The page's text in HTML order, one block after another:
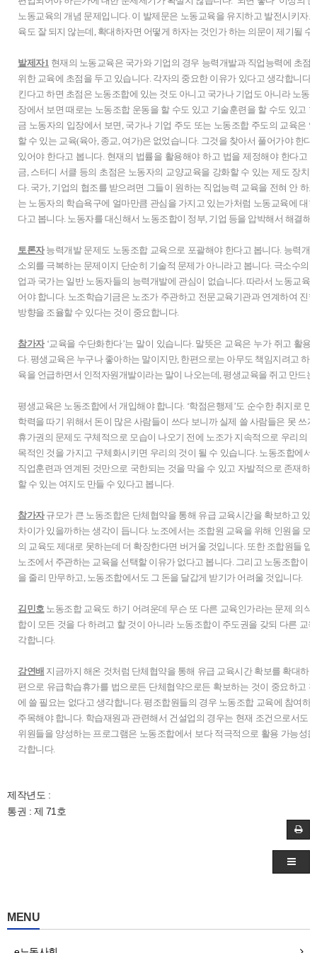
노동교육의 개념 문제입니다. 이 발제문은 노동교육을 유지하고 발전시키자
육도 잘 되지 않는데, 확대하자면 어떻게 하자는 것인가 하는 의문이 제기될 수
발제자1 현재의 노동교육은 국가와 기업의 경우 능력개발과 직업능력에 초점
위한 교육에 초점을 두고 있습니다. 각자의 중요한 이유가 있다고 생각합니다
킨다고 하면 초점은 노동조합에 있는 것도 아니고 국가나 기업도 아니라 노동
장에서 보면 때로는 노동조합 운동을 할 수도 있고 기술훈련을 할 수도 있고
금 노동자의 입장에서 보면, 국가나 기업 주도 또는 노동조합 주도의 교육은
할 수 있는 교육(육아, 종교, 여가)은 없었습니다. 그것을 찾아서 풀어가야 한
있어야 한다고 봅니다. 현재의 법률을 활용해야 하고 법을 제정해야 한다고
금, 스터디 서클 등의 초점은 노동자의 교양교육을 강화할 수 있는 제도 장치
다. 국가, 기업의 협조를 받으려면 그들이 원하는 직업능력 교육을 전혀 안 하
는 노동자의 학습욕구에 얼마만큼 관심을 가지고 있는가처럼 노동교육에 대
다고 봅니다. 노동자를 대신해서 노동조합이 정부, 기업 등을 압박해서 해결해
토론자능력개발 문제도 노동조합 교육으로 포괄해야 한다고 봅니다. 능력개
소외를 극복하는 문제이지 단순히 기술적 문제가 아니라고 봅니다. 극소수의
업과 국가는 일반 노동자들의 능력개발에 관심이 없습니다. 따라서 노동교육
어야 합니다. 노조학습기금은 노조가 주관하고 전문교육기관과 연계하여 진
방향을 조율할 수 있다는 것이 중요합니다.
참가자‘교육을 수단화한다’는 말이 있습니다. 말뜻은 교육은 누가 쥐고 활용
다. 평생교육은 누구나 좋아하는 말이지만, 한편으로는 아무도 책임지려고 하
육을 언급하면서 인적자원개발이라는 말이 나오는데, 평생교육을 쥐고 만드
평생교육은 노동조합에서 개입해야 합니다. ‘학점은행제’도 순수한 취지로
학력을 따기 위해서 돈이 많은 사람들이 쓰다 보니까 실제 쓸 사람들은 못 쓰
휴가권의 문제도 구체적으로 모습이 나오기 전에 노조가 지속적으로 우리의
목적인 것을 가지고 구체화시키면 우리의 것이 될 수 있습니다. 노동조합에
직업훈련과 연계된 것만으로 국한되는 것을 막을 수 있고 자발적으로 존재하
할 수 있는 여지도 만들 수 있다고 봅니다.
참가자규모가 큰 노동조합은 단체협약을 통해 유급 교육시간을 확보하고 있
차이가 있을까하는 생각이 듭니다. 노조에서는 조합원 교육을 위해 인원을 모
의 교육도 제대로 못하는데 더 확장한다면 버거울 것입니다. 또한 조합원들
노조에서 주관하는 교육을 선택할 이유가 없다고 봅니다. 그리고 노동조합이
을 줄리 만무하고, 노동조합에서도 그 돈을 달갑게 받기가 어려울 것입니다.
김민호노동조합 교육도 하기 어려운데 무슨 또 다른 교육인가라는 문제 의식
합이 모든 것을 다 하려고 할 것이 아니라 노동조합이 주도권을 갖되 다른 교
각합니다.
강연배 지금까지 해온 것처럼 단체협약을 통해 유급 교육시간 확보를 확대하
편으로 유급학습휴가를 법으로든 단체협약으로든 확보하는 것이 중요하고
에 쓸 필요는 없다고 생각합니다. 평조합원들의 경우 노동조합 교육에 참여하
주목해야 합니다. 학습재원과 관련해서 건설업의 경우는 현재 조건으로서도
위원들을 양성하는 프로그램은 노동조합에서 보다 적극적으로 활용 가능성
각합니다.
제작년도 :
통권 : 제 71호
MENU